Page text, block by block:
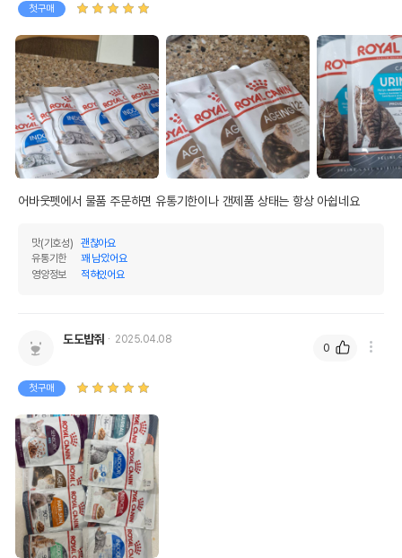
첫구매
어바웃펫에서 물품 주문하면 유통기한이나 갠제품 상태는 항상 아쉽네요
맛(기호성)
괜찮아요
유통기한
꽤 남았어요
영양정보
적혀있어요
도도밥줘 2025.04.08
첫구매
0